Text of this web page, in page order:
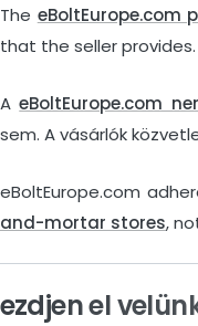
The eBoltEurope.com
that the seller provides.
AeBoltEurope.com
sem. A vásárlók
eBoltEurope.com
and-mortar stores,
el